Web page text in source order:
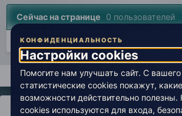
Сейчас на странице 0 пользователей
Нет пользователей, просматривающих
Главная Вселенная Живой Эзотерики
КОНФИДЕНЦИАЛЬНОСТЬ
Настройки cookies
Помогите нам улучшать сайт. С
статистические cookies покажут,
возможности действительно
cookies используются для входа,